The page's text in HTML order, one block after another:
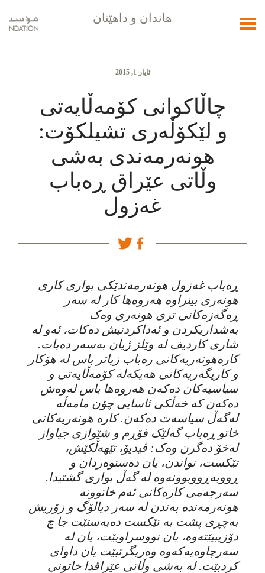
هاندان و داهێنان
Toggle
ئایار 1, 2015
چاڵاکوانی کۆمەڵایەتی
و لێکۆڵەری تشیلکۆت:
هونەرمەندی بەشی
وڵاتی عێراق ڕەباب
غەزول
ڕەباب غەزول هونەرمەندێکی بواری کاری
هونەری بینراوە هەروەها کار لە سەر
ڕەگەزەکانی تری هونەری وەک
بەشداریکردن و ئەداکردنیش دەکات، ئەو لە
شاری کاردیف لە وێلز ژیان بەسەر دەبات.
کارەهونەریەکانی رەباب زیاتر باس لە هۆکار
و کاریگەریەکانی هەیکەلە کۆمەڵایەتی و
سیاسیەکان دەکەن هەروەها باس لەوەش
دەکەن کە خەڵکی ئاسایی چۆن مامەڵە
لەگەڵ سیاسەت دەکەن. کارە هونەریەکانی
خاتو ڕەباب گەلێک فۆڕم و شێوازی جیاواز
لەخۆ دەگرن وەک: ڤیدیۆ، تێهەڵكێش،
تێکست، نواندن، یان دەستوەردان و
ڕووبەڕووبوونەوە لە گەڵ بواری گشتیدا.
سەرجەمی کارەکانی ئەم خاتوونە
هونەرمەندە بەندن لە سەر دیالۆگ و زۆریش
بەچڕی پشت بە تێکست دەبەستێت جا چ
دۆزیبیێتەوە، یان نووسراوبێت، یان لە
سەرچاوەیەکەوە وەریگرتبێت یان داوای
کردبێت. لە بەشی وڵاتی عێراقدا خاتونی